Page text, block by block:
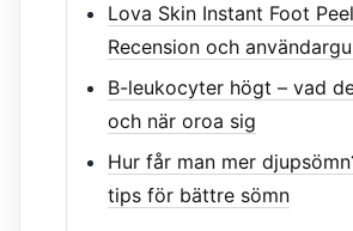
Lova Skin Instant Foot
Recension och
B-leukocyter högt – vad
och när oroa sig
Hur får man mer
tips för bättre sömn